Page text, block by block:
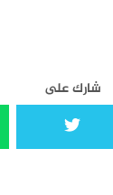
شارك على